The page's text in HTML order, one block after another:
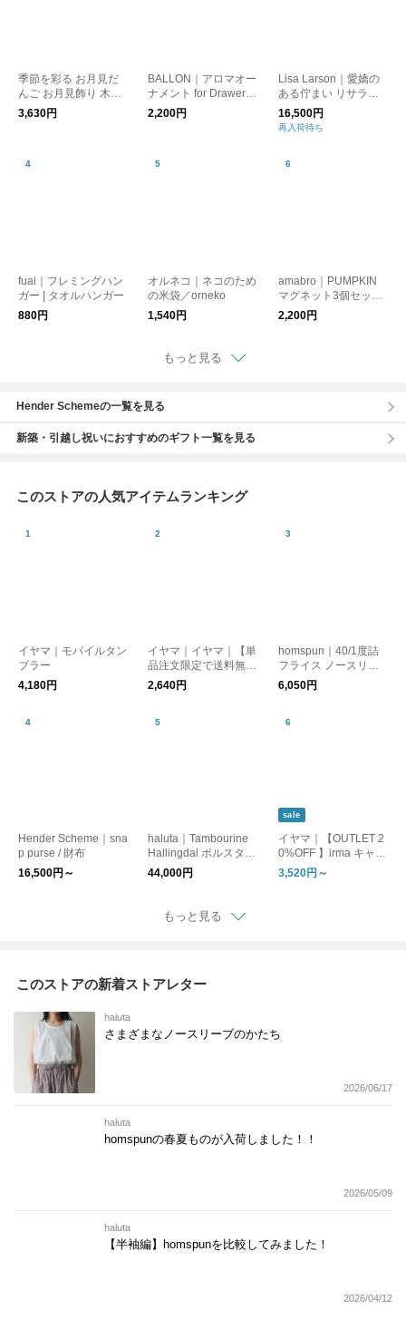
季節を彩る お月見だ
んご お月見飾り 木製
／ISLE SIGN インテリ
ア 雑貨 十五夜 秋
3,630円
BALLON｜アロマオー
ナメント for Drawer D
AIFUKU Face A
2,200円
Lisa Larson｜愛嬌の
ある佇まい リサラー
ソン ディエチキャッ
ト
16,500円
再入荷待ち
fuai｜フレミングハン
ガー | タオルハンガー
880円
オルネコ｜ネコのため
の米袋／orneko
1,540円
amabro｜PUMPKIN
マグネット3個セット
【インテリア小物】
2,200円
もっと見る
Hender Schemeの一覧を見る
新築・引越し祝いにおすすめのギフト一覧を見る
このストアの人気アイテムランキング
イヤマ｜モバイルタン
ブラー
4,180円
イヤマ｜イヤマ｜【単
品注文限定で送料無
料】ブルートートバッ
グ
2,640円
homspun｜40/1度詰
フライス ノースリー
ブ / タンクトップ
6,050円
Hender Scheme｜sna
p purse / 財布
16,500円～
haluta｜Tambourine
Hallingdal ボルスター
クッション small
44,000円
sale
イヤマ｜【OUTLET 2
0%OFF 】irma キャン
バストートバッグ 各
種
3,520円～
もっと見る
このストアの新着ストアレター
haluta
さまざまなノースリーブのかたち
2026/06/17
haluta
homspunの春夏ものが入荷しました！！
2026/05/09
haluta
【半袖編】homspunを比較してみました！
2026/04/12